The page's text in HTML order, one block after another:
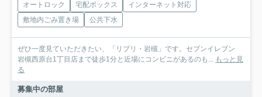
オートロック 宅配ボックス
インターネット対応
敷地内ごみ置き場
公共下水
ぜひ一度見ていただきたい、「リブリ・岩槻」です。セブンイレブン
岩槻西原台1丁目店まで徒歩1分と近場にコンビニがあるのも... もっと見
る
募集中の部屋